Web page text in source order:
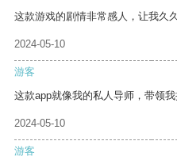
这款游戏的剧情非常感人，让我久
2024-05-10
游客
这款app就像我的私人导师，带领我
2024-05-10
游客